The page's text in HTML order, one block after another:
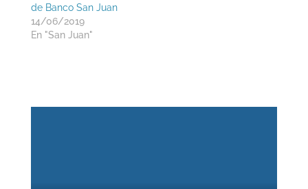
de Banco San Juan
14/06/2019
En "San Juan"